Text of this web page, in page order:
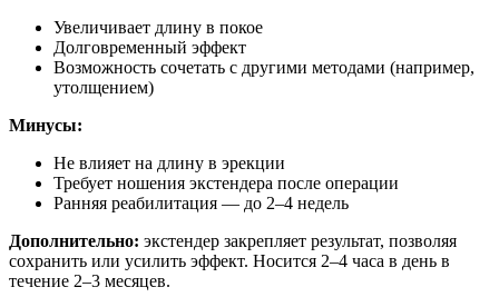
Увеличивает длину в покое
Долговременный эффект
Возможность сочетать с другими методами (например,
утолщением)
Минусы:
Не влияет на длину в эрекции
Требует ношения экстендера после операции
Ранняя реабилитация — до 2–4 недель
Дополнительно: экстендер закрепляет результат, позволяя
сохранить или усилить эффект. Носится 2–4 часа в день в
течение 2–3 месяцев.